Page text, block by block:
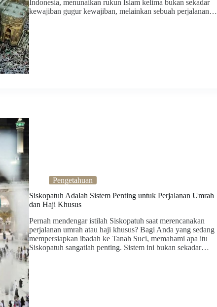
Indonesia, menunaikan rukun Islam kelima bukan sekadar
kewajiban gugur kewajiban, melainkan sebuah perjalanan…
Pengetahuan
Siskopatuh Adalah Sistem Penting untuk Perjalanan Umrah
dan Haji Khusus
Pernah mendengar istilah Siskopatuh saat merencanakan
perjalanan umrah atau haji khusus? Bagi Anda yang sedang
mempersiapkan ibadah ke Tanah Suci, memahami apa itu
Siskopatuh sangatlah penting. Sistem ini bukan sekadar…